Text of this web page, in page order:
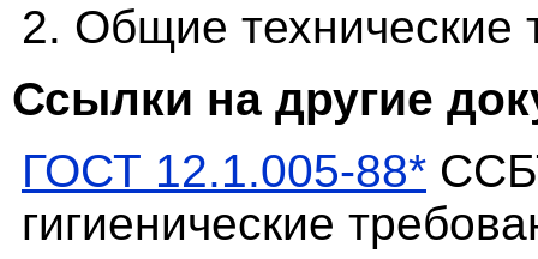
2. Общие технические
Ссылки на другие
ГОСТ 12.1.005-88*
гигиенические